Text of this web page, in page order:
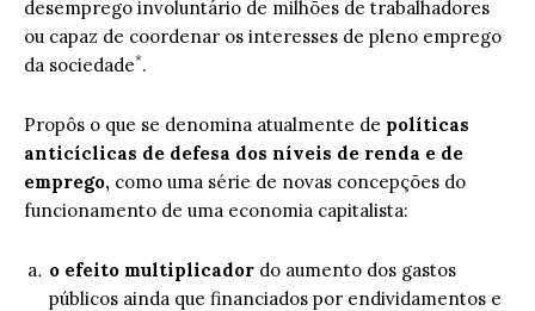
desemprego involuntário de milhões de trabalhadores
ou capaz de coordenar os interesses de pleno emprego
da sociedade*.
Propôs o que se denomina atualmente de políticas
anticíclicas de defesa dos níveis de renda e de
emprego, como uma série de novas concepções do
funcionamento de uma economia capitalista:
o efeito multiplicador do aumento dos gastos
públicos ainda que financiados por endividamentos e